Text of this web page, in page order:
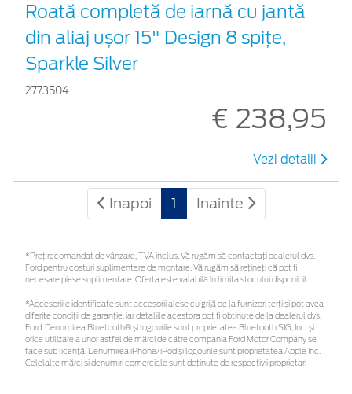
Roată completă de iarnă cu jantă
din aliaj ușor 15" Design 8 spițe,
Sparkle Silver
2773504
€ 238,95
Vezi detalii
Inapoi 1 Inainte
*Preţ recomandat de vânzare, TVA inclus. Vă rugăm să contactaţi dealerul dvs.
Ford pentru costuri suplimentare de montare. Vă rugăm să rețineți că pot fi
necesare piese suplimentare. Oferta este valabilă în limita stocului disponibil.
*Accesoriile identificate sunt accesorii alese cu grijă de la furnizori terți și pot avea
diferite condiții de garanție, iar detaliile acestora pot fi obținute de la dealerul dvs.
Ford. Denumirea Bluetooth® și logourile sunt proprietatea Bluetooth SIG, Inc. și
orice utilizare a unor astfel de mărci de către compania Ford Motor Company se
face sub licență. Denumirea iPhone/iPod și logourile sunt proprietatea Apple Inc.
Celelalte mărci și denumiri comerciale sunt deținute de respectivii proprietari